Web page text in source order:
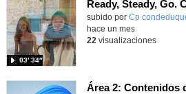
Contenido educativo.
subido por Cp
03′ 34″
hace un mes
22 visualizaciones
Área 2: Contenidos